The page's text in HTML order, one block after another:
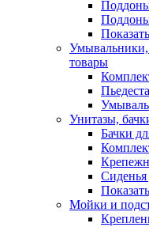
Умывальники,
товары
Унитазы,
Бачки
Сиденья
Мойки и